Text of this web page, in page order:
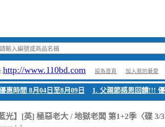
:http://www.110bd.com 設為首頁 加入我的最愛
時間 8月04日至8月09日 1. 父親節感恩回饋!!! 優
光】[英] 極惡老大 / 地獄老闆 第1+2季〈碟 3/3